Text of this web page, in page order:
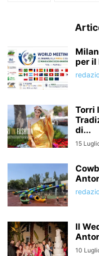
per il
Torri
di...
15
Il
10